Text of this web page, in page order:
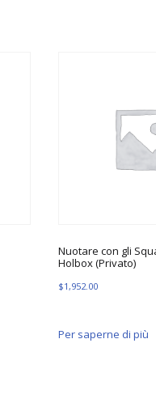
Nuotare con gli
Holbox (Privato)
$1,952.00
Per saperne di più